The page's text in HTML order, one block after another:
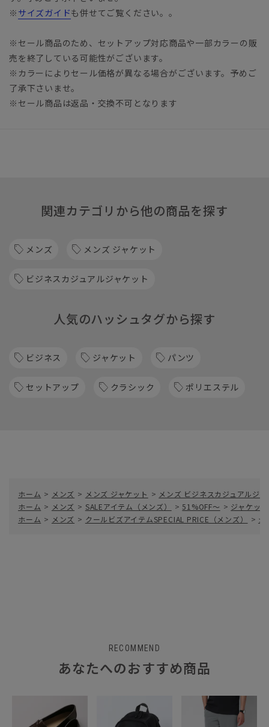
※ サイズガイドも併せてご覧ください。。
※セール商品のため、セットアップ対応商品や一部カラーの販
売を終了している可能性がございます。
※カラーによりセール価格が異なる場合がございます。予めご
了承下さいませ。
※セール商品は返品・交換不可となります
関連カテゴリから他の商品を探す
メンズ メンズ ジャケット
ビジネスカジュアルジャケット
人気のハッシュタグから探す
ビジネス ジャケット パンツ
セットアップ クラシック ポリエステル
ホーム > メンズ > メンズ ジャケット > メンズ ビジネスカジュアルジ
ホーム > メンズ > SALEアイテム（メンズ） > 51%OFF～ > ジャケッ
ホーム > メンズ > クールビズアイテムSPECIAL PRICE（メンズ） > ジ
RECOMMEND
あなたへのおすすめ商品